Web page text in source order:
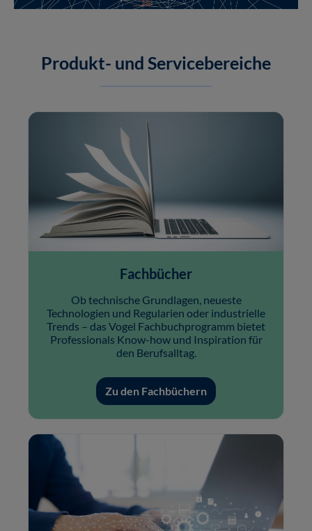
Produkt- und Servicebereiche
Fachbücher
Ob technische Grundlagen, neueste
Technologien und Regularien oder industrielle
Trends – das Vogel Fachbuchprogramm bietet
Professionals Know-how und Inspiration für
den Berufsalltag.
Zu den Fachbüchern